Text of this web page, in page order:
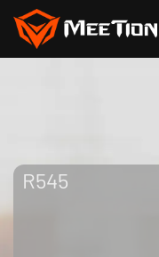
R545